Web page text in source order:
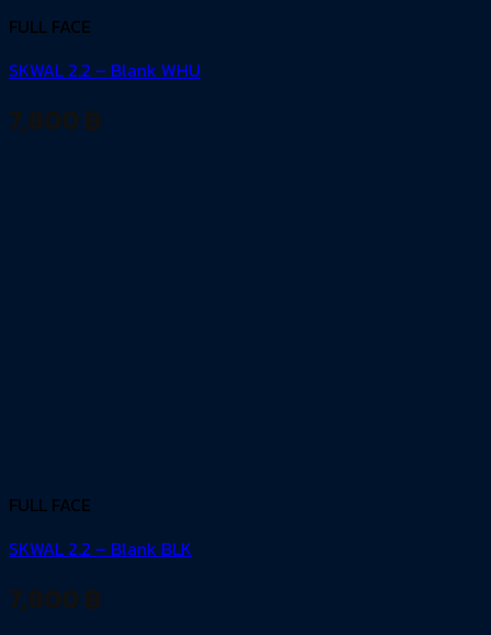
FULL FACE
SKWAL 2.2 – Blank WHU
7,800 ฿
FULL FACE
SKWAL 2.2 – Blank BLK
7,800 ฿